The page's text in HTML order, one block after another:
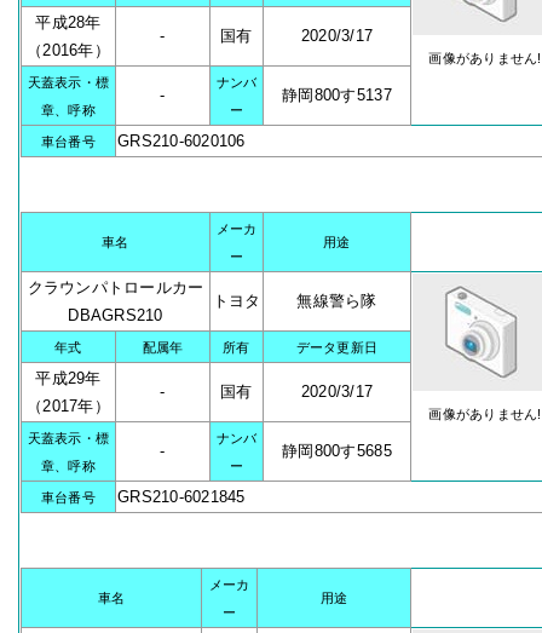
画像がありません!
平成28年
（2016年）
- 国有 2020/3/17
天蓋表示・標
章、呼称
-
ナンバ
ー
静岡800す5137
車台番号 GRS210-6020106
車名
メーカ
ー
用途
クラウンパトロールカー
DBAGRS210
トヨタ 無線警ら隊
画像がありません!
年式 配属年 所有 データ更新日
平成29年
（2017年）
- 国有 2020/3/17
天蓋表示・標
章、呼称
-
ナンバ
ー
静岡800す5685
車台番号 GRS210-6021845
車名
メーカ
ー
用途